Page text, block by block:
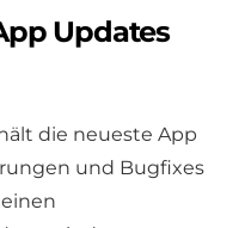
Updates
die neueste App
und Bugfixes